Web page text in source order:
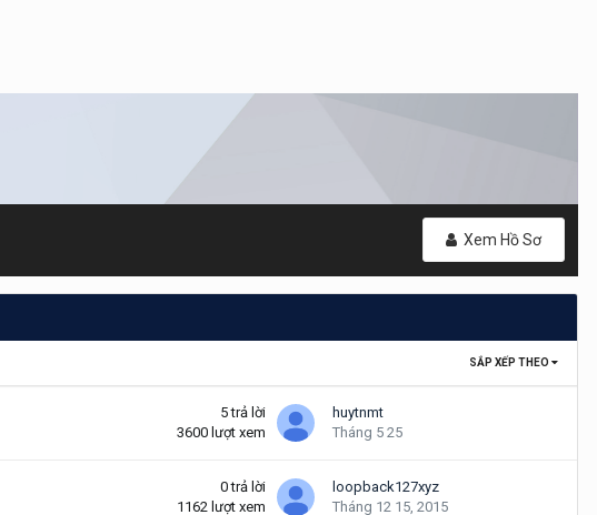
Xem Hồ Sơ
SẮP XẾP THEO
5 trả lời
3600 lượt xem
huytnmt
Tháng 5 25
0 trả lời
1162 lượt xem
loopback127xyz
Tháng 12 15, 2015